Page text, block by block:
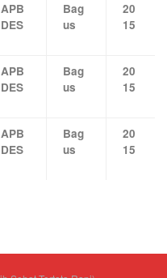
APB
DES
Bag
us
20
15
APB
DES
Bag
us
20
15
APB
DES
Bag
us
20
15